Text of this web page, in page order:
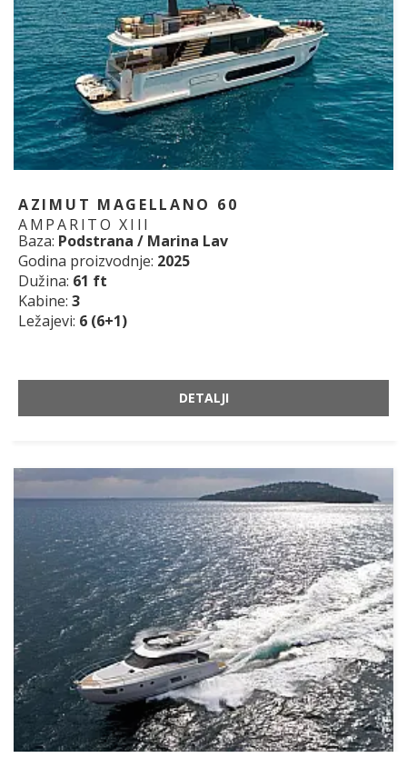
AZIMUT MAGELLANO 60
AMPARITO XIII
Baza: Podstrana / Marina Lav
Godina proizvodnje: 2025
Dužina: 61 ft
Kabine: 3
Ležajevi: 6 (6+1)
DETALJI